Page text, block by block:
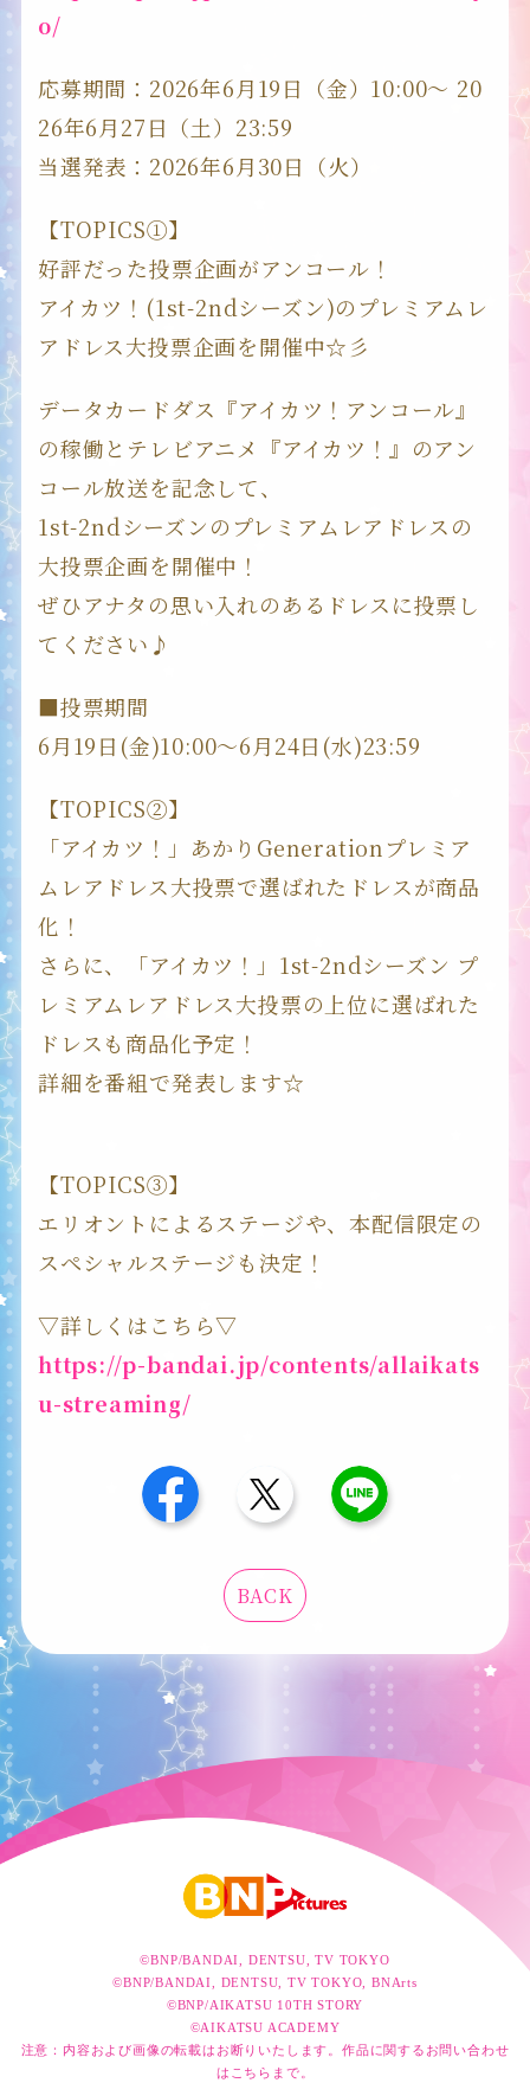
CARD
EVENT
SPECIAL
o/
応募期間：2026年6月19日（金）10:00～ 20
26年6月27日（土）23:59
当選発表：2026年6月30日（火）
【TOPICS①】
好評だった投票企画がアンコール！
アイカツ！(1st-2ndシーズン)のプレミアムレ
アドレス大投票企画を開催中☆彡
データカードダス『アイカツ！アンコール』
の稼働とテレビアニメ『アイカツ！』のアン
コール放送を記念して、
1st-2ndシーズンのプレミアムレアドレスの
大投票企画を開催中！
ぜひアナタの思い入れのあるドレスに投票し
てください♪
■投票期間
6月19日(金)10:00～6月24日(水)23:59
【TOPICS②】
「アイカツ！」あかりGenerationプレミア
ムレアドレス大投票で選ばれたドレスが商品
化！
さらに、「アイカツ！」1st-2ndシーズン プ
レミアムレアドレス大投票の上位に選ばれた
ドレスも商品化予定！
詳細を番組で発表します☆
【TOPICS③】
エリオントによるステージや、本配信限定の
スペシャルステージも決定！
▽詳しくはこちら▽
https://p-bandai.jp/contents/allaikats
u-streaming/
BACK
©BNP/BANDAI, DENTSU, TV TOKYO
©BNP/BANDAI, DENTSU, TV TOKYO, BNArts
©BNP/AIKATSU 10TH STORY
©AIKATSU ACADEMY
注意：内容および画像の転載はお断りいたします。作品に関するお問い合わせ
は こちら まで。